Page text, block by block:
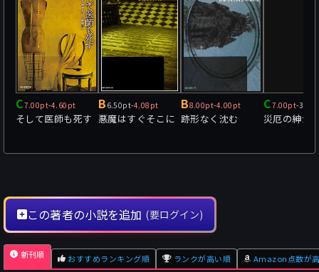
C7.00pt-4.60pt
そして医師も死す
B 6.50pt-4.08pt
悪魔はすぐそこに
B8.00pt-4.00pt
跡形なく沈む
C7.00pt-
災厄の紳士
この著者の小説を追加 (要ログイン)
新刊順 おすすめランキング順 ランクが高い順 Amazon点数が